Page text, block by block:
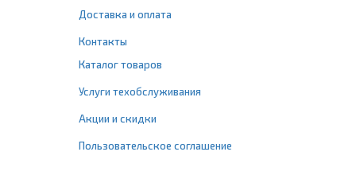
Доставка и оплата
Контакты
Каталог товаров
Услуги техобслуживания
Акции и скидки
Пользовательское соглашение